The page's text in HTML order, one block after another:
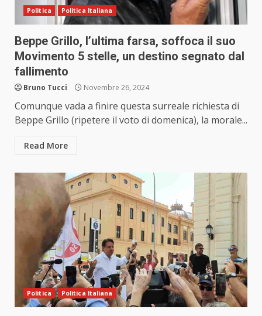
Politica Politica Italiana
Beppe Grillo, l’ultima farsa, soffoca il suo
Movimento 5 stelle, un destino segnato dal
fallimento
Bruno Tucci Novembre 26, 2024
Comunque vada a finire questa surreale richiesta di
Beppe Grillo (ripetere il voto di domenica), la morale...
Read More
Politica Politica Italiana